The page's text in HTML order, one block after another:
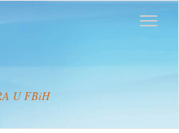
U FBiH